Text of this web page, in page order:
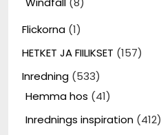
Flickorna(1)
HETKET JA FIILIKSET (157)
Inredning(533)
Hemma hos (41)
Inrednings inspiration(412)